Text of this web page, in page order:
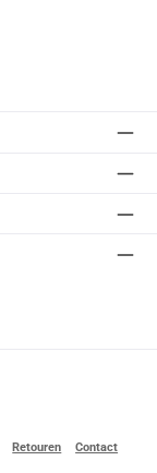
Retouren Contact